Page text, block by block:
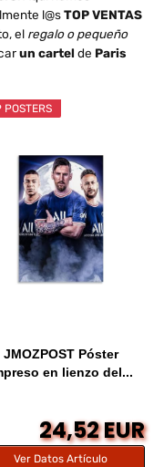
l@sTOP VENTAS
el regalo o pequeño
un cartel de Paris
POSTERS
JMOZPOST Póster
en lienzo del...
24,52 EUR
Ver Datos Artículo